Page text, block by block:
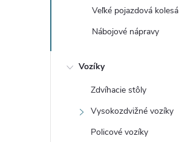
Veľké pojazdová kolesá
Nábojové nápravy
Vozíky
Zdvíhacie stôly
Vysokozdvižné vozíky
Policové vozíky